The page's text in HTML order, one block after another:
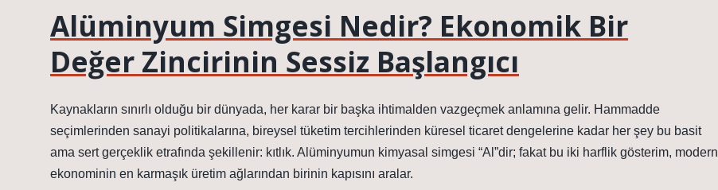
Alüminyum Simgesi Nedir? Ekonomik Bir
Değer Zincirinin Sessiz Başlangıcı
Kaynakların sınırlı olduğu bir dünyada, her karar bir başka ihtimalden vazgeçmek anlamına gelir. Hammadde
seçimlerinden sanayi politikalarına, bireysel tüketim tercihlerinden küresel ticaret dengelerine kadar her şey bu basit
ama sert gerçeklik etrafında şekillenir: kıtlık. Alüminyumun kimyasal simgesi “Al”dir; fakat bu iki harflik gösterim, modern
ekonominin en karmaşık üretim ağlarından birinin kapısını aralar.